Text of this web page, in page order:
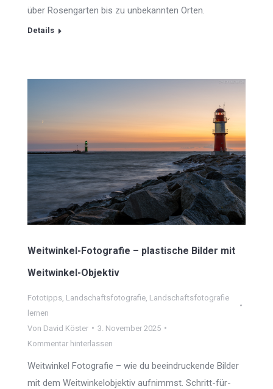
über Rosengarten bis zu unbekannten Orten.
Details
Weitwinkel-Fotografie – plastische Bilder mit
Weitwinkel-Objektiv
Fototipps Landschaftsfotografie Landschaftsfotografie
lernen
Von David Köster
3. November 2025
Kommentar hinterlassen
Weitwinkel Fotografie – wie du beeindruckende Bilder
mit dem Weitwinkelobjektiv aufnimmst. Schritt-für-